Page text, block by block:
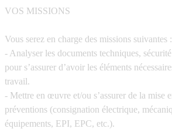
VOS MISSIONS
Vous serez en charge des missions suivantes :
- Analyser les documents techniques,
pour s’assurer d’avoir les éléments
travail.
- Mettre en œuvre et/ou s’assurer de la mise
préventions (consignation électrique,
équipements, EPI, EPC, etc.).